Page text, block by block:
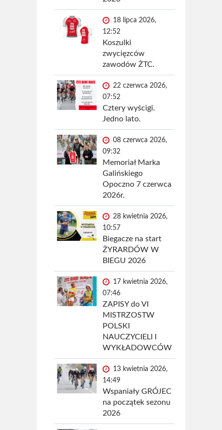
18 lipca 2026,
12:52
Koszulki
zwycięzców
zawodów ŻTC.
22 czerwca 2026,
07:52
Cztery wyścigi.
Jedno lato.
08 czerwca 2026,
09:32
Memoriał Marka
Galińskiego
Opoczno 7 czerwca
2026r.
28 kwietnia 2026,
10:57
Biegacze na start
ŻYRARDÓW W
BIEGU 2026
17 kwietnia 2026,
07:46
ZAPISY do VI
MISTRZOSTW
POLSKI
NAUCZYCIELI I
WYKŁADOWCÓW
13 kwietnia 2026,
14:49
Wspaniały GRÓJEC
na początek sezonu
2026